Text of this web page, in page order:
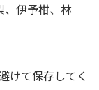
、伊予柑、林
けて保存してく